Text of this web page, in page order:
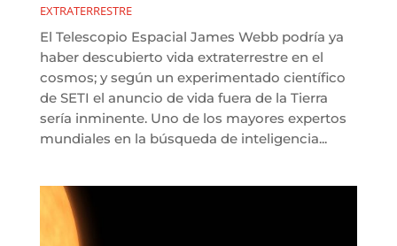
EXTRATERRESTRE
El Telescopio Espacial James Webb podría ya
haber descubierto vida extraterrestre en el
cosmos; y según un experimentado científico
de SETI el anuncio de vida fuera de la Tierra
sería inminente. Uno de los mayores expertos
mundiales en la búsqueda de inteligencia...